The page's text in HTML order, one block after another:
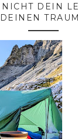
NICHT DEIN
DEINEN